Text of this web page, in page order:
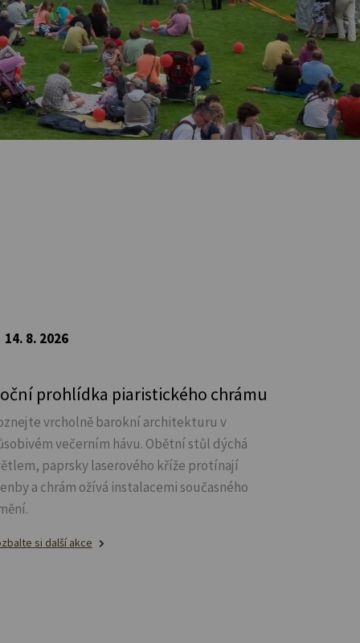
14. 8. 2026
prohlídka piaristického chrámu
vrcholně barokní architekturu v
večerním hávu. Obětní stůl dýchá
paprsky laserového kříže protínají
a chrám ožívá instalacemi současného
si další akce